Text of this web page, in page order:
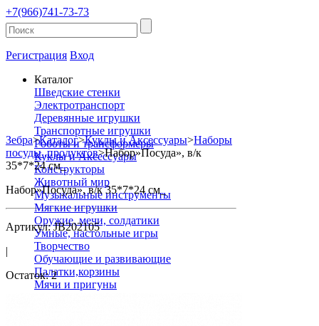
+7(966)741-73-73
Регистрация Вход
Каталог
Шведские стенки
Электротранспорт
Деревянные игрушки
Транспортные игрушки
Роботы и трансформеры
Куклы и Аксессуары
Конструкторы
Животный мир
Музыкальные инструменты
Мягкие игрушки
Оружие, мечи, солдатики
Умные, настольные игры
Творчество
Обучающие и развивающие
Палатки,корзины
Мячи и пригуны
Зебра>Каталог>Куклы и Аксессуары>Наборы
посуды ,продуктов>Набор»Посуда», в/к
35*7*24 см_
Набор»Посуда», в/к 35*7*24 см_
Артикул: JB202105
|
Остаток: 2